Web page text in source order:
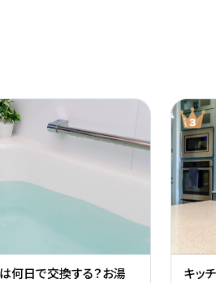
何日で交換する？お湯
キッ